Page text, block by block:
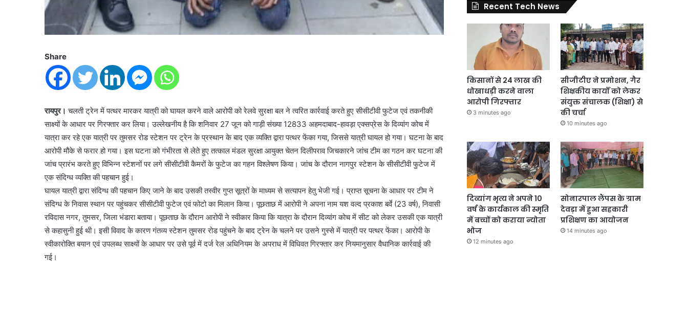
Share
रायपुर।चलती ट्रेन में पत्थर मारकर यात्री को घायल करने वाले आरोपी को रेलवे सुरक्षा बल ने त्वरित कार्रवाई करते हुए सीसीटीवी फुटेज एवं तकनीकी
साक्ष्यों के आधार पर गिरफ्तार कर लिया। उल्लेखनीय है कि शनिवार 27 जून को गाड़ी संख्या 12833 अहमदाबाद-हावड़ा एक्सप्रेस के दिव्यांग कोच में
यात्रा कर रहे एक यात्री पर तुमसर रोड स्टेशन पर ट्रेन के प्रस्थान के बाद एक व्यक्ति द्वारा पत्थर फेंका गया, जिससे यात्री घायल हो गया। घटना के बाद
आरोपी मौके से फरार हो गया। इस घटना को गंभीरता से लेते हुए तत्काल मंडल सुरक्षा आयुक्त चेतन दिलीपराव जिचकारने जांच टीम का गठन कर घटना की
जांच प्रारंभ करते हुए विभिन्न स्टेशनों पर लगे सीसीटीवी कैमरों के फुटेज का गहन विश्लेषण किया। जांच के दौरान नागपुर स्टेशन के सीसीटीवी फुटेज में
एक संदिग्ध व्यक्ति की पहचान हुई।
घायल यात्री द्वारा संदिग्ध की पहचान किए जाने के बाद उसकी तस्वीर गुप्त सूत्रों के माध्यम से सत्यापन हेतु भेजी गई। प्राप्त सूचना के आधार पर टीम ने
संदिग्ध के निवास स्थान पर पहुंचकर सीसीटीवी फुटेज एवं फोटो का मिलान किया। पूछताछ में आरोपी ने अपना नाम यश वल्द प्रकाश बर्वे (23 वर्ष), निवासी
रविदास नगर, तुमसर, जिला भंडारा बताया। पूछताछ के दौरान आरोपी ने स्वीकार किया कि यात्रा के दौरान दिव्यांग कोच में सीट को लेकर उसकी एक यात्री
से कहासुनी हुई थी। इसी विवाद के कारण गंतव्य स्टेशन तुमसर रोड पहुंचने के बाद ट्रेन के चलने पर उसने गुस्से में यात्री पर पत्थर फेंका। आरोपी के
स्वीकारोक्ति बयान एवं उपलब्ध साक्ष्यों के आधार पर उसे पूर्व में दर्ज रेल अधिनियम के अपराध में विधिवत गिरफ्तार कर नियमानुसार वैधानिक कार्रवाई की
गई।
Recent Tech News
किसानों से 24 लाख की
धोखाधड़ी करने वाला
आरोपी गिरफ्तार
3 minutes ago
सीजीटीए ने प्रमोशन, गैर
शिक्षकीय कार्यों को लेकर
संयुक्त संचालक (शिक्षा) से
की चर्चा
10 minutes ago
दिव्यांग भृत्य ने अपने 10
वर्ष के कार्यकाल की स्मृति
में बच्चों को कराया न्योता
भोज
12 minutes ago
सोनारपाल लैंपस के ग्राम
देवड़ा में हुआ सहकारी
प्रशिक्षण का आयोजन
14 minutes ago